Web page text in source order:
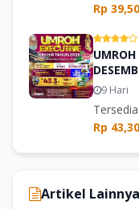
Rp
9 Hari
Rp
Artikel Lainnya